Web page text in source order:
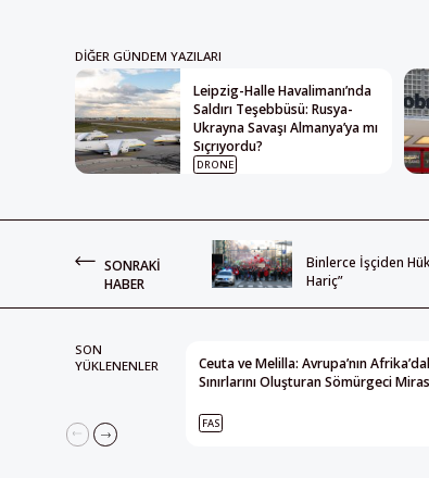
DIĞER GÜNDEM YAZILARI
Leipzig-Halle Havalimanı’nda
Saldırı Teşebbüsü: Rusya-
Ukrayna Savaşı Almanya’ya mı
Sıçrıyordu?
DRONE
SONRAKI
HABER
Binlerce İşçiden
Hariç”
SON
YÜKLENENLER
Ceuta ve Melilla: Avrupa’nın
Sınırlarını Oluşturan Sömürgeci Miras
FAS